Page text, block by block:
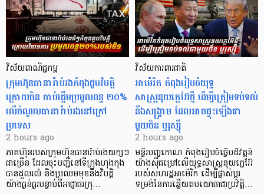
វិស័យពាណិជ្ជកម្ម
ក្រុមហ៊ុនធានារ៉ាប់រងកំពុងជួបវិបត្តិ
ក្រោយចិន ចាប់ផ្តើមប្រមូលពន្ធ ២០%
លើចំណូលធានារ៉ាប់រងនៅក្រៅ
ប្រទេស
2 hours ago
ភាគហ៊ុនរបស់ក្រុមហ៊ុនធានារ៉ាប់រងយក្សៗ
ជាច្រើន ដែលចុះបញ្ជីនៅទីក្រុងហុងកុង
បានដួលរលំ និងប្រឈមមុខនឹងវិបត្តិ
យ៉ាងធ្ងន់ធ្ងរបន្ទាប់ពីអាជ្ញាធរក្រុ…
វិស័យការពារជាតិ
អាម៉េរិក កំពុងរៀបចំយុទ្ធ
សាស្ត្រនុយក្លេអ៊ែថ្មី ដើម្បីត្រៀមទប់ទល់
នឹងសង្គ្រាម ដែលអាចផ្ទុះឡើងជា
មួយចិន ឬរុស្ស៊ី
2 hours ago
មន្ទីរបញ្ចកោណ កំពុងរៀបចំធ្វើបដិវត្តន៍
យ៉ាងស៊ីជម្រៅលើយុទ្ធសាស្ត្រនុយក្លេអ៊ែ
របស់សហរដ្ឋអាម៉េរិក ដើម្បីផ្លាស់ប្តូរ
ទម្រង់នៃការឆ្លើយតបយោធាជាប្រវត្តិ…